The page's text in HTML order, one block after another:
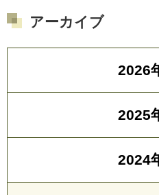
アーカイブ
2026
2025
2024